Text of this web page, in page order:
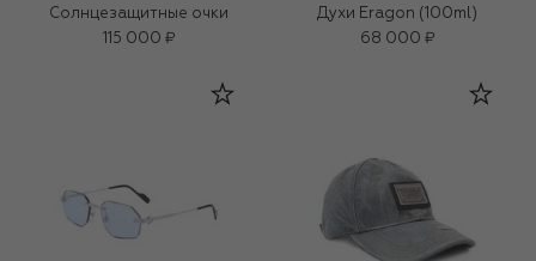
Солнцезащитные очки
115 000 ₽
Духи Eragon (100ml)
68 000 ₽